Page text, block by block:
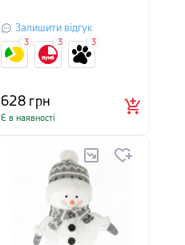
Залишити відгук
628грн
Є в наявності
3 3 3